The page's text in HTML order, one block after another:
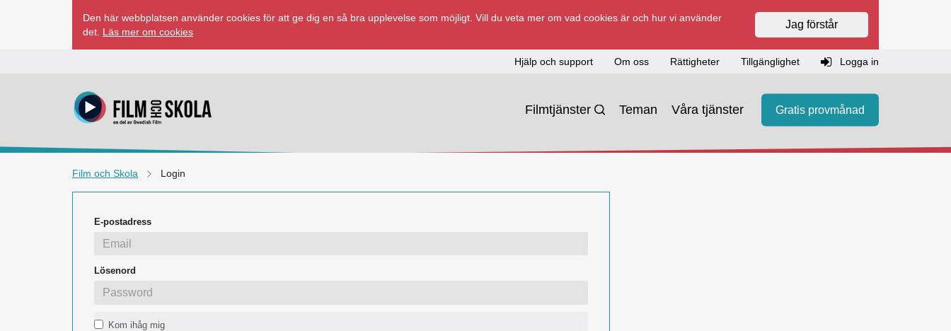
Den här webbplatsen använder cookies för att ge dig en så bra upplevelse som möjligt. Vill du veta mer om vad cookies är och hur vi använder
det. Läs mer om cookies
Jag förstår
Hjälp och support Om oss Rättigheter Tillgänglighet Logga in
Filmtjänster Teman Våra tjänster Gratis provmånad
Film och Skola Login
E-postadress
Lösenord
Kom ihåg mig